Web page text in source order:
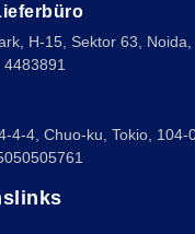
H-15, Sektor 63,
4-4, Chuo-ku, Tokio, 104-